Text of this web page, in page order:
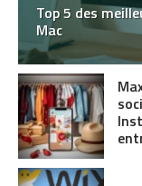
Top 5 des
Mac